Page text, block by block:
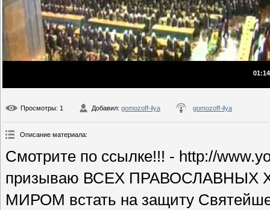
Просмотры: 1 Добавил: gomozoff-ilya gomozoff-ilya
Описание материала:
Смотрите по ссылке!!! - http://
призываю ВСЕХ ПРАВОСЛАВНЫХ
МИРОМ встать на защиту